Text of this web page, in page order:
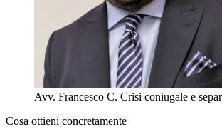
Avv. Francesco C. Crisi coniugale e
Cosa ottieni concretamente